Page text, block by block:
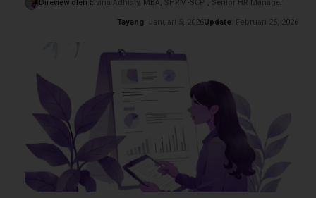
Direview oleh Elvina Adhisty, MBA, SHRM-SCP , Senior HR Manager
Tayang : Januari 5, 2026Update : Februari 25, 2026